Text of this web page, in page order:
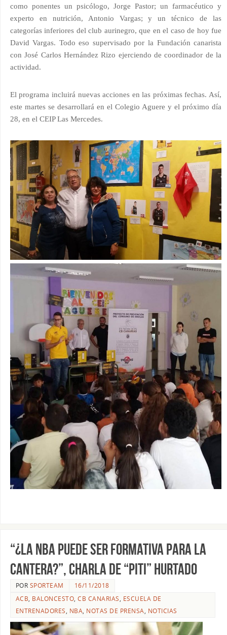
como ponentes un psicólogo, Jorge Pastor; un farmacéutico y
experto en nutrición, Antonio Vargas; y un técnico de las
categorías inferiores del club aurinegro, que en el caso de hoy fue
David Vargas. Todo eso supervisado por la Fundación canarista
con José Carlos Hernández Rizo ejerciendo de coordinador de la
actividad.
El programa incluirá nuevas acciones en las próximas fechas. Así,
este martes se desarrollará en el Colegio Aguere y el próximo día
28, en el CEIP Las Mercedes.
“¿La NBA puede ser formativa para la
cantera?”, charla de “Piti” Hurtado
POR SPORTEAM
16/11/2018
ACB, BALONCESTO,CB CANARIAS, ESCUELA DE
ENTRENADORES, NBA, NOTAS DE PRENSA, NOTICIAS